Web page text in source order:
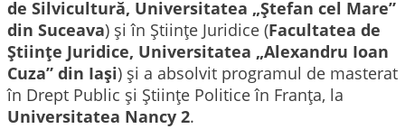
de Silvicultură, Universitatea „Ștefan cel Mare”
din Suceava) și în Științe Juridice (Facultatea de
Științe Juridice, Universitatea „Alexandru Ioan
Cuza” din Iași) și a absolvit programul de masterat
în Drept Public și Științe Politice în Franța, la
Universitatea Nancy 2.